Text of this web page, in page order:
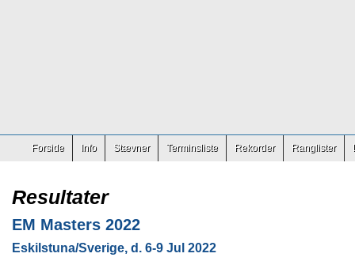
Forside Info Stævner Terminsliste Rekorder Ranglister
Resultater
EM Masters 2022
Eskilstuna/Sverige, d. 6-9 Jul 2022